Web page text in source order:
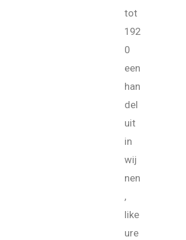
tot
192
0
een
han
del
uit
in
wij
nen
,
like
ure